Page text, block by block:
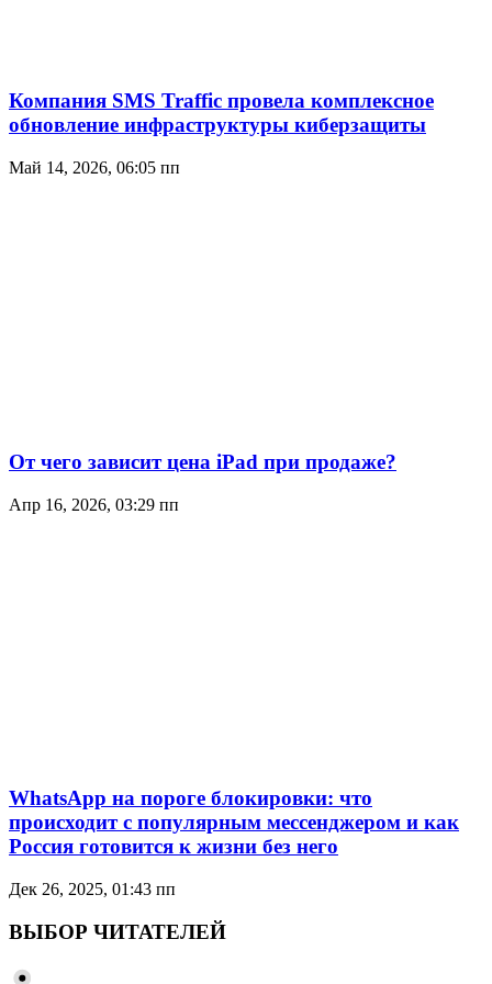
Компания SMS Traffic провела комплексное
обновление инфраструктуры киберзащиты
Май 14, 2026, 06:05 пп
От чего зависит цена iPad при продаже?
Апр 16, 2026, 03:29 пп
WhatsApp на пороге блокировки: что
происходит с популярным мессенджером и как
Россия готовится к жизни без него
Дек 26, 2025, 01:43 пп
ВЫБОР ЧИТАТЕЛЕЙ